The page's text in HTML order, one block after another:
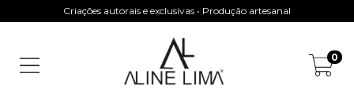
Criações autorais e exclusivas • Produção artesanal
0